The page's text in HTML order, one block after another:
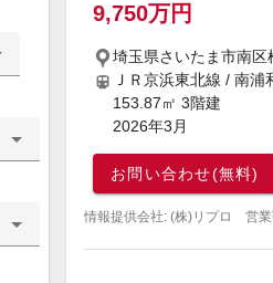
9,750万円
埼玉県さいたま市南区
ＪＲ京浜東北線 / 南浦
153.87㎡ 3階建
2026年3月
お問い合わせ(無料)
情報提供会社: (株)リプロ 営